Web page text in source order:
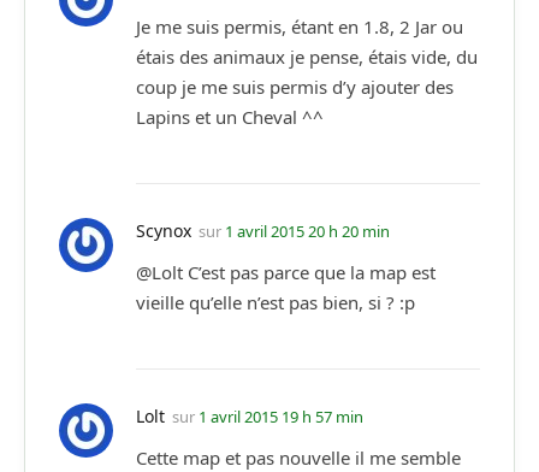
Je me suis permis, étant en 1.8, 2 Jar ou
étais des animaux je pense, étais vide, du
coup je me suis permis d’y ajouter des
Lapins et un Cheval ^^
Scynox sur 1 avril 2015 20 h 20 min
@Lolt C’est pas parce que la map est
vieille qu’elle n’est pas bien, si ? :p
Lolt sur 1 avril 2015 19 h 57 min
Cette map et pas nouvelle il me semble